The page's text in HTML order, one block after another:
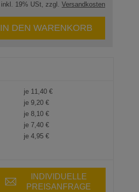
inkl. 19% USt, zzgl. Versandkosten
IN DEN WARENKORB
je 11,40 €
je 9,20 €
je 8,10 €
je 7,40 €
je 4,95 €
INDIVIDUELLE
PREISANFRAGE